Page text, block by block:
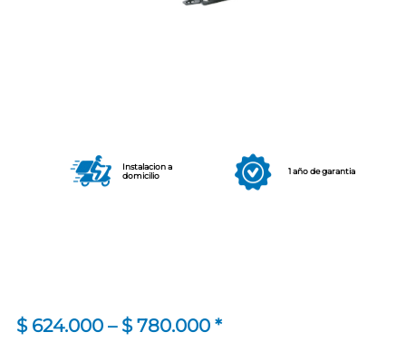
Instalacion a
domicilio
1 año de garantia
$624.000 – $780.000Price
*